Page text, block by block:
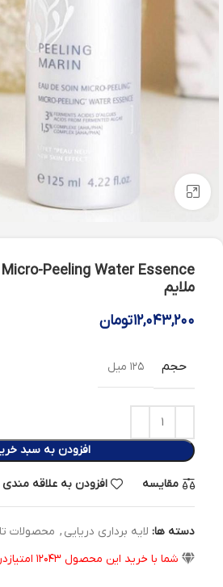
بزرگنمایی تصویر
ملايم
۱۲,۰۴۳,۲۰۰تومان
حجم ۱۲۵ میل
افزودن به سبد
مقایسه افزودن به علاقه مندی
دسته ها: لایه برداری دریایی , محصولات
شما با خرید این محصول ۱۲۰۴۳